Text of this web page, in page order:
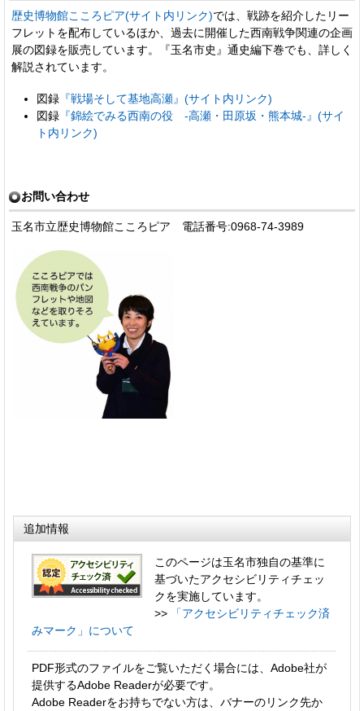
歴史博物館こころピア(サイト内リンク)では、戦跡を紹介したリー
フレットを配布しているほか、過去に開催した西南戦争関連の企画
展の図録を販売しています。『玉名市史』通史編下巻でも、詳しく
解説されています。
図録『戦場そして基地高瀬』(サイト内リンク)
図録『錦絵でみる西南の役 -高瀬・田原坂・熊本城-』(サイ
ト内リンク)
お問い合わせ
玉名市立歴史博物館こころピア 電話番号:0968-74-3989
追加情報
このページは玉名市独自の基準に
基づいたアクセシビリティチェッ
クを実施しています。
>>
「アクセシビリティチェック済
みマーク」について
PDF形式のファイルをご覧いただく場合には、Adobe社が
提供するAdobe Readerが必要です。
Adobe Readerをお持ちでない方は、バナーのリンク先か